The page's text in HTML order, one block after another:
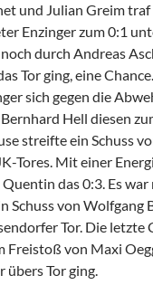
und Julian Greim traf
Enzinger zum 0:1
durch Andreas
Tor ging, eine
sich gegen die
Hell diesen
streifte ein Schuss
Tores. Mit einer
das 0:3. Es war
Schuss von Wolfgang
Tor. Die letzte
Freistoß von Maxi
übers Tor ging.